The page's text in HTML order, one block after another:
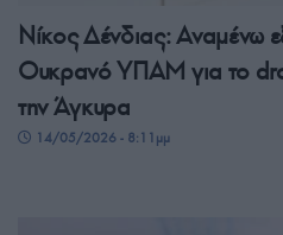
Νίκος Δένδιας: Αναμένω
Ουκρανό ΥΠΑΜ για το
την Άγκυρα
14/05/2026 - 8:11μμ